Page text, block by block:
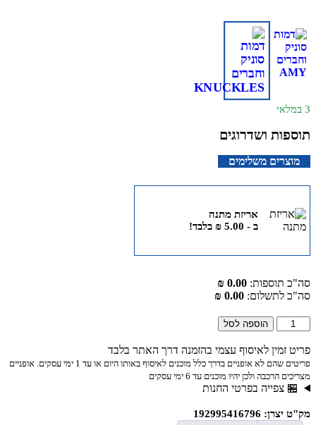
מהמשחקים עם הדמות המפורטת במיוחד הזו ולהתחיל את האוסף שלך
עוד היום. (כל אחד נמכר בנפרד). לגילאי 3 +
3 במלאי
תוספות ושדרוגים
מוצרים משלימים
אריזת מתנה
ב -
₪5.00 בלבד!
סה"כ תוספות: 0.00 ₪
סה"כ לתשלום: 0.00 ₪
הוספה לסל
פריט זמין לאיסוף עצמי בהזמנה דרך האתר בלבד
פריטים שהם לא אופניים בדרך כלל מוכנים לאיסוף באותו היום או עד 1 ימי עסקים. אופניים
מצריכים הרכבה ולכן יהיו מוכנים עד 6 ימי עסקים
🏪 צפייה בפרטי החנות
מק"ט יצרן: 192995416796